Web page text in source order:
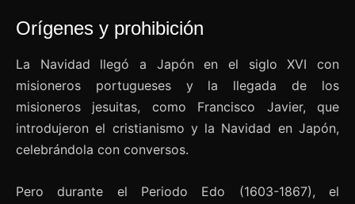
Orígenes y prohibición
La Navidad llegó a Japón en el siglo XVI con
misioneros portugueses y la llegada de los
misioneros jesuitas, como Francisco Javier, que
introdujeron el cristianismo y la Navidad en Japón,
celebrándola con conversos.
Pero durante el Periodo Edo (1603-1867), el